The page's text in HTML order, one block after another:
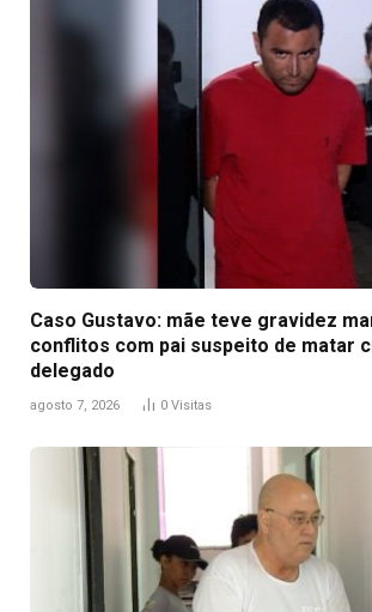
Caso Gustavo: mãe teve gravidez
conflitos com pai suspeito de matar
delegado
agosto 7, 2026 0 Visitas